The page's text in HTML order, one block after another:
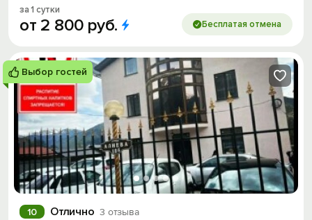
за 1 сутки
от 2 800 руб. Бесплатая отмена
Выбор гостей
Отлично 3 отзыва
10